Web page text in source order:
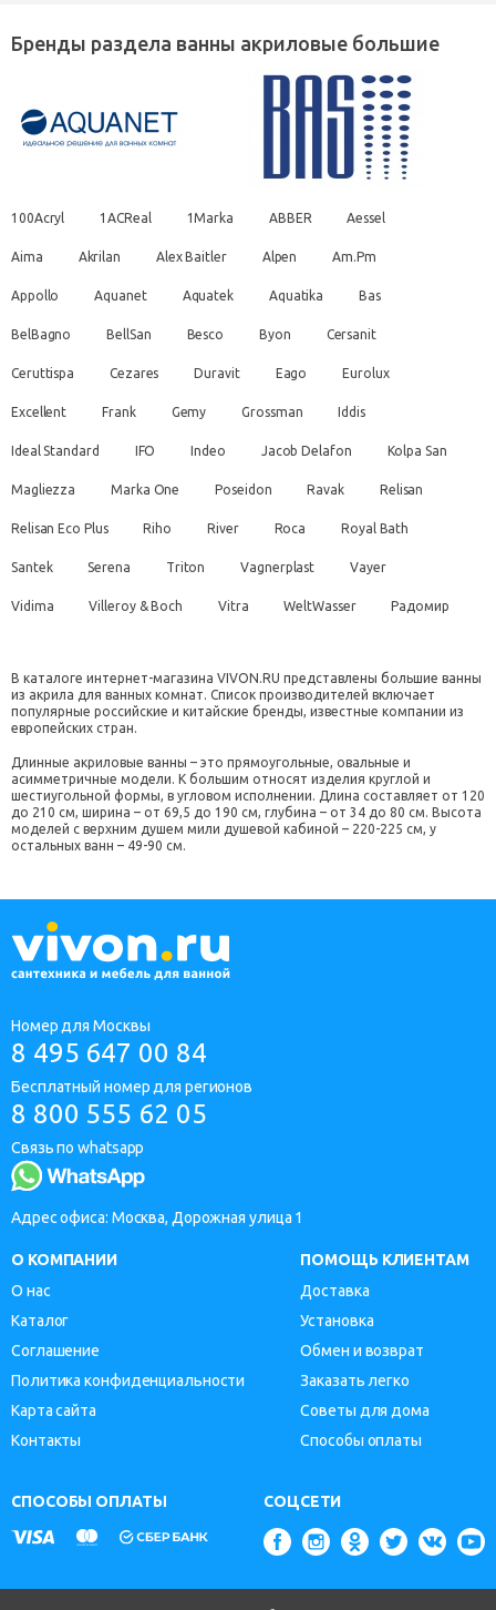
Бренды раздела ванны акриловые большие
100Acryl 1ACReal 1Marka ABBER Aessel
Aima Akrilan Alex Baitler Alpen Am.Pm
Appollo Aquanet Aquatek Aquatika Bas
BelBagno BellSan Besco Byon Cersanit
Ceruttispa Cezares Duravit Eago Eurolux
Excellent Frank Gemy Grossman Iddis
Ideal Standard IFO Indeo Jacob Delafon Kolpa San
Magliezza Marka One Poseidon Ravak Relisan
Relisan Eco Plus Riho River Roca Royal Bath
Santek Serena Triton Vagnerplast Vayer
Vidima Villeroy & Boch Vitra WeltWasser Радомир
В каталоге интернет-магазина VIVON.RU представлены большие ванны
из акрила для ванных комнат. Список производителей включает
популярные российские и китайские бренды, известные компании из
европейских стран.
Длинные акриловые ванны – это прямоугольные, овальные и
асимметричные модели. К большим относят изделия круглой и
шестиугольной формы, в угловом исполнении. Длина составляет от 120
до 210 см, ширина – от 69,5 до 190 см, глубина – от 34 до 80 см. Высота
моделей с верхним душем мили душевой кабиной – 220-225 см, у
остальных ванн – 49-90 см.
Номер для Москвы
8 495 647 00 84
Бесплатный номер для регионов
8 800 555 62 05
Связь по whatsapp
Адрес офиса: Москва, Дорожная улица 1
О КОМПАНИИ
О нас
Каталог
Соглашение
Политика конфиденциальности
Карта сайта
Контакты
ПОМОЩЬ КЛИЕНТАМ
Доставка
Установка
Обмен и возврат
Заказать легко
Советы для дома
Способы оплаты
СПОСОБЫ ОПЛАТЫ СОЦСЕТИ